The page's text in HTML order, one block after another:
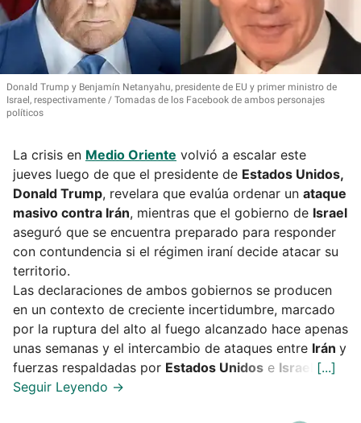
Donald Trump y Benjamín Netanyahu, presidente de EU y primer ministro de
Israel, respectivamente
Tomadas de los Facebook de ambos personajes
políticos
La crisis en Medio Oriente volvió a escalar este
jueves luego de que el presidente de Estados Unidos,
Donald Trump, revelara que evalúa ordenar un ataque
masivo contra Irán, mientras que el gobierno de Israel
aseguró que se encuentra preparado para responder
con contundencia si el régimen iraní decide atacar su
territorio.
Las declaraciones de ambos gobiernos se producen
en un contexto de creciente incertidumbre, marcado
por la ruptura del alto al fuego alcanzado hace apenas
unas semanas y el intercambio de ataques entre Irán y
fuerzas respaldadas por Estados Unidos e Israel